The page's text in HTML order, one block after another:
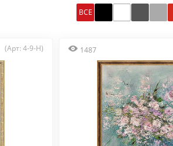
ВСЕ
(Арт: 4-9-H) 1487